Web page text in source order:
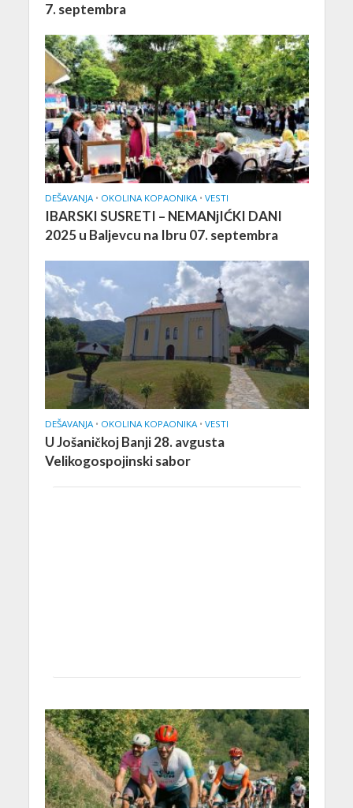
7. septembra
DEŠAVANJA • OKOLINA KOPAONIKA • VESTI
IBARSKI SUSRETI – NEMANjIĆKI DANI
2025 u Baljevcu na Ibru 07. septembra
DEŠAVANJA • OKOLINA KOPAONIKA • VESTI
U Jošaničkoj Banji 28. avgusta
Velikogospojinski sabor